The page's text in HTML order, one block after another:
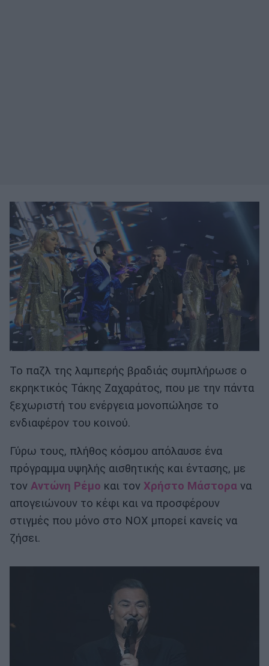
Το παζλ της λαμπερής βραδιάς συμπλήρωσε ο
εκρηκτικός Τάκης Ζαχαράτος, που με την πάντα
ξεχωριστή του ενέργεια μονοπώλησε το
ενδιαφέρον του κοινού.
Γύρω τους, πλήθος κόσμου απόλαυσε ένα
πρόγραμμα υψηλής αισθητικής και έντασης, με
τον Αντώνη Ρέμο και τον Χρήστο Μάστορα να
απογειώνουν το κέφι και να προσφέρουν
στιγμές που μόνο στο NOX μπορεί κανείς να
ζήσει.